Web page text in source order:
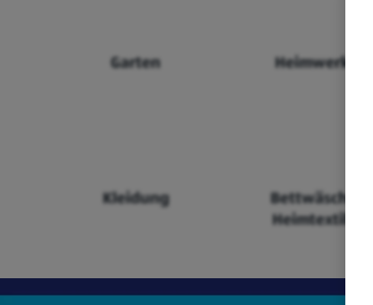
Garten Heimwerken
Kleidung
Bettwäsche &
Heimtextilien